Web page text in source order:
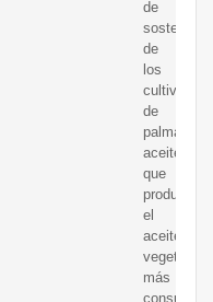
de
de
los
cultivos
de
palma
aceitera,
que
producen
el
aceite
vegetal
más
consumido